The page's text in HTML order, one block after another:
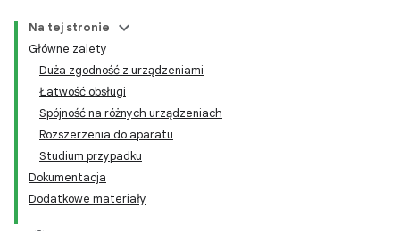
Na tej stronie
Główne zalety
Duża zgodność z urządzeniami
Łatwość obsługi
Spójność na różnych urządzeniach
Rozszerzenia do aparatu
Studium przypadku
Dokumentacja
Dodatkowe materiały